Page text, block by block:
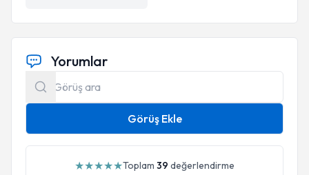
doçentlik unvanını
American College of Surgeons
fellow
5 patenti
Yorumlar
Görüş Ekle
★★★★★Toplam 39 değerlendirme